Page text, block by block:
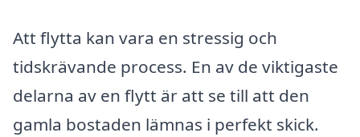
Att flytta kan vara en stressig och
tidskrävande process. En av de viktigaste
delarna av en flytt är att se till att den
gamla bostaden lämnas i perfekt skick.